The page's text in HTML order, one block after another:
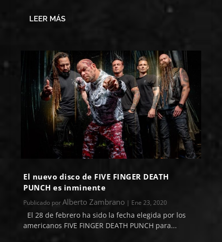
LEER MÁS
El nuevo disco de FIVE FINGER DEATH
PUNCH es inminente
Publicado porAlberto Zambrano | Ene 23, 2020
El 28 de febrero ha sido la fecha elegida por los
americanos FIVE FINGER DEATH PUNCH para...